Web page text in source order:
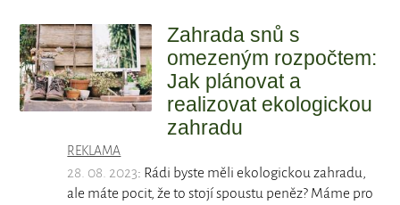
Zahrada snů s
omezeným rozpočtem:
Jak plánovat a
realizovat ekologickou
zahradu
REKLAMA
28. 08. 2023: Rádi byste měli ekologickou zahradu,
ale máte pocit, že to stojí spoustu peněz? Máme pro